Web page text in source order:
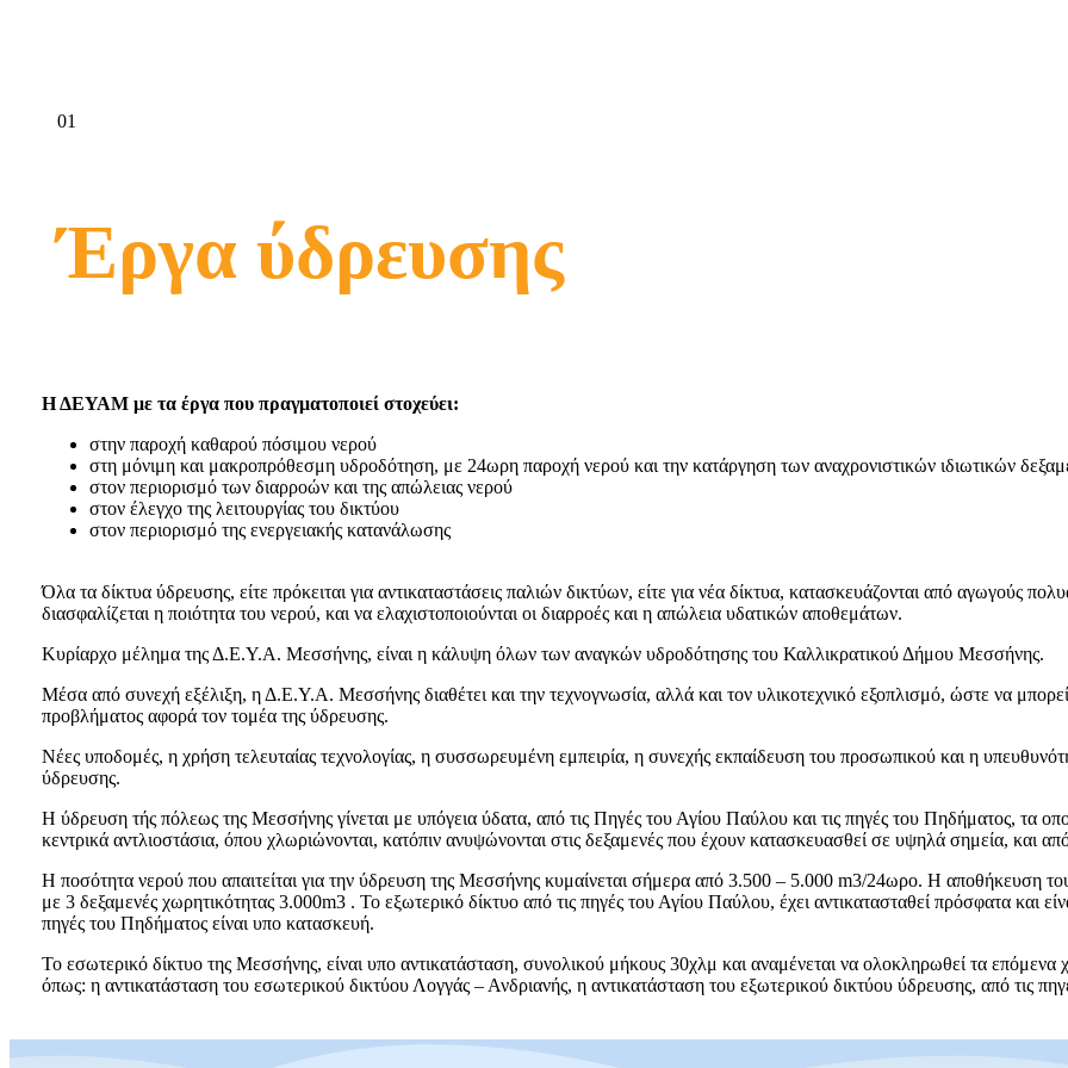
01
Έργα ύδρευσης
Η ΔΕΥΑΜ με τα έργα που πραγματοποιεί στοχεύει:
στην παροχή καθαρού πόσιμου νερού
στη μόνιμη και μακροπρόθεσμη υδροδότηση, με 24ωρη παροχή νερού και την κατάργηση των αναχρονιστικών ιδιωτικών
στον περιορισμό των διαρροών και της απώλειας νερού
στον έλεγχο της λειτουργίας του δικτύου
στον περιορισμό της ενεργειακής κατανάλωσης
Όλα τα δίκτυα ύδρευσης, είτε πρόκειται για αντικαταστάσεις παλιών δικτύων, είτε για νέα δίκτυα, κατασκευάζονται από αγωγούς
διασφαλίζεται η ποιότητα του νερού, και να ελαχιστοποιούνται οι διαρροές και η απώλεια υδατικών αποθεμάτων.
Κυρίαρχο μέλημα της Δ.Ε.Υ.Α. Μεσσήνης, είναι η κάλυψη όλων των αναγκών υδροδότησης του Καλλικρατικού Δήμου Μεσσήνης.
Μέσα από συνεχή εξέλιξη, η Δ.Ε.Υ.Α. Μεσσήνης διαθέτει και την τεχνογνωσία, αλλά και τον υλικοτεχνικό εξοπλισμό, ώστε να
προβλήματος αφορά τον τομέα της ύδρευσης.
Νέες υποδομές, η χρήση τελευταίας τεχνολογίας, η συσσωρευμένη εμπειρία, η συνεχής εκπαίδευση του προσωπικού και η
ύδρευσης.
Η ύδρευση τής πόλεως της Μεσσήνης γίνεται με υπόγεια ύδατα, από τις Πηγές του Αγίου Παύλου και τις πηγές του Πηδήματος, τα
κεντρικά αντλιοστάσια, όπου χλωριώνονται, κατόπιν ανυψώνονται στις δεξαμενές που έχουν κατασκευασθεί σε υψηλά σημεία, και
Η ποσότητα νερού που απαιτείται για την ύδρευση της Μεσσήνης κυμαίνεται σήμερα από 3.500 – 5.000 m3/24ωρο. Η αποθήκευση
με 3 δεξαμενές χωρητικότητας 3.000m3 . Το εξωτερικό δίκτυο από τις πηγές του Αγίου Παύλου, έχει αντικατασταθεί πρόσφατα και
πηγές του Πηδήματος είναι υπο κατασκευή.
Το εσωτερικό δίκτυο της Μεσσήνης, είναι υπο αντικατάσταση, συνολικού μήκους 30χλμ και αναμένεται να ολοκληρωθεί τα επόμενα
όπως: η αντικατάσταση του εσωτερικού δικτύου Λογγάς – Ανδριανής, η αντικατάσταση του εξωτερικού δικτύου ύδρευσης, από τις